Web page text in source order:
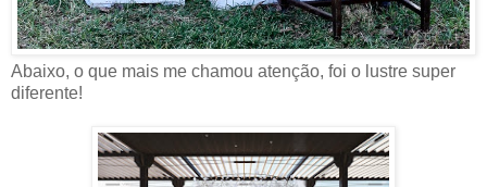
Abaixo, o que mais me chamou atenção, foi o lustre super
diferente!